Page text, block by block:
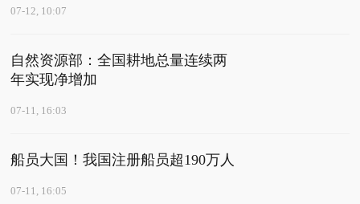
07-12, 10:07
自然资源部：全国耕地总量连续两
年实现净增加
07-11, 16:03
船员大国！我国注册船员超190万人
07-11, 16:05